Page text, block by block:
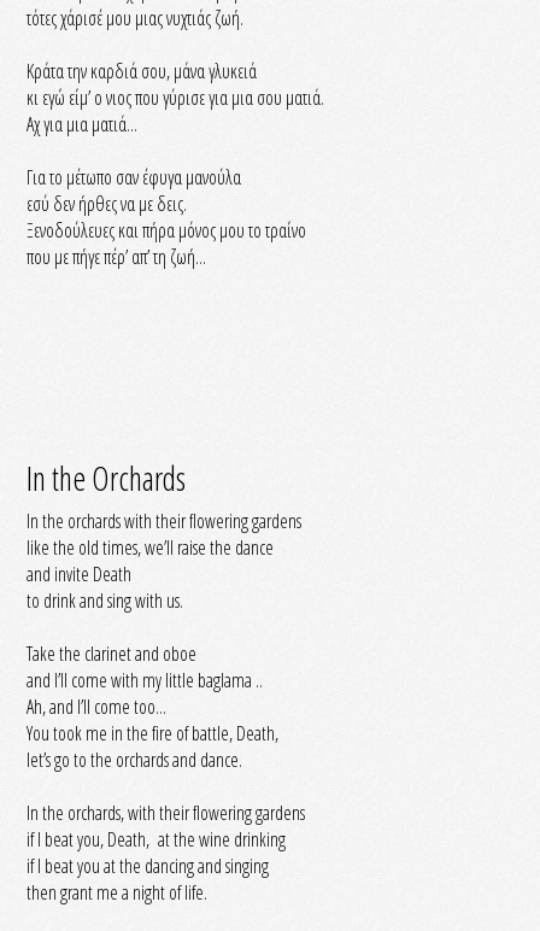
τότες χάρισέ μου μιας νυχτιάς ζωή.
Κράτα την καρδιά σου, μάνα γλυκειά
κι εγώ είμ’ ο νιος που γύρισε για μια σου ματιά.
Αχ για μια ματιά...
Για το μέτωπο σαν έφυγα μανούλα
εσύ δεν ήρθες να με δεις.
Ξενοδούλευες και πήρα μόνος μου το τραίνο
που με πήγε πέρ’ απ’ τη ζωή...
In the Orchards
In the orchards with their flowering gardens
like the old times, we’ll raise the dance
and invite Death
to drink and sing with us.
Take the clarinet and oboe
and I’ll come with my little baglama ..
Ah, and I’ll come too...
You took me in the fire of battle, Death,
let’s go to the orchards and dance.
In the orchards, with their flowering gardens
if I beat you, Death, at the wine drinking
if I beat you at the dancing and singing
then grant me a night of life.